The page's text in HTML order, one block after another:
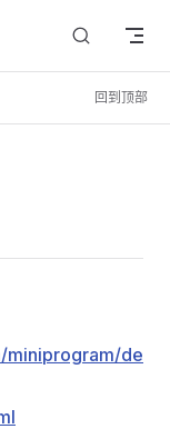
回到顶部
miniprogram/de